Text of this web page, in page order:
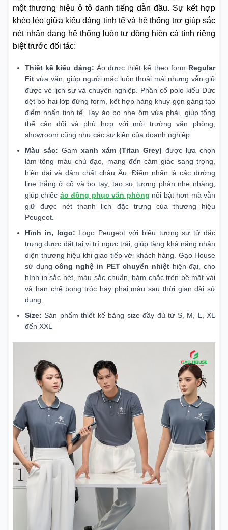
một thương hiệu ô tô danh tiếng dẫn đầu. Sự kết hợp
khéo léo giữa kiểu dáng tinh tế và hệ thống trợ giúp sắc
nét nhận dạng hệ thống luôn tự động hiện cá tính riêng
biệt trước đối tác:
Thiết kế kiểu dáng: Áo được thiết kế theo form Regular
Fit vừa vặn, giúp người mặc luôn thoải mái nhưng vẫn giữ
được vẻ lịch sự và chuyên nghiệp. Phần cổ polo kiểu Đức
dệt bo hai lớp đứng form, kết hợp hàng khuy gọn gàng tạo
điểm nhấn tinh tế. Tay áo bo nhẹ ôm vừa phải, giúp tổng
thể cân đối và phù hợp với môi trường văn phòng,
showroom cũng như các sự kiện của doanh nghiệp.
Màu sắc: Gam xanh xám (Titan Grey) được lựa chọn
làm tông màu chủ đạo, mang đến cảm giác sang trọng,
hiện đại và đậm chất châu Âu. Điểm nhấn là các đường
line trắng ở cổ và bo tay, tạo sự tương phản nhẹ nhàng,
giúp chiếc áo đồng phục văn phòng nổi bật hơn mà vẫn
giữ được nét thanh lịch đặc trưng của thương hiệu
Peugeot.
Hình in, logo: Logo Peugeot với biểu tượng sư tử đặc
trưng được đặt tại vị trí ngực trái, giúp tăng khả năng nhận
diện thương hiệu khi giao tiếp với khách hàng. Gạo House
sử dụngcông nghệ in PET chuyển nhiệthiện đại, cho
hình in sắc nét, màu sắc chuẩn, bám chắc trên bề mặt vải
và hạn chế bong tróc hay phai màu sau thời gian dài sử
dụng.
Size: Sản phẩm thiết kế bảng size đầy đủ từ S, M, L, XL
đến XXL